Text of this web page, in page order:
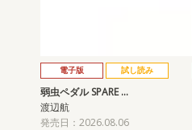
電子版 試し読み
弱虫ペダル SPARE …
渡辺航
発売日：2026.08.06